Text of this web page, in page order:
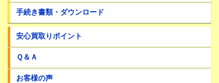
手続き書類・ダウンロード
安心買取りポイント
Ｑ＆Ａ
お客様の声